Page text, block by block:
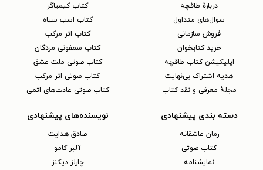
دربارهٔ طاقچه
سوال‌های متداول
فروش سازمانی
خرید کتابخوان
اپلیکیشن کتاب طاقچه
هدیه اشتراک بی‌نهایت
مجلهٔ معرفی و نقد کتاب
کتاب کیمیاگر
کتاب اسب سیاه
کتاب اثر مرکب
کتاب سمفونی مردگان
کتاب صوتی ملت عشق
کتاب صوتی اثر مرکب
کتاب صوتی عادت‌های اتمی
دسته بندی پیشنهادی
رمان عاشقانه
کتاب‌ صوتی
نمایشنامه
نویسنده‌های پیشنهادی
صادق هدایت
آلبر کامو
چارلز دیکنز